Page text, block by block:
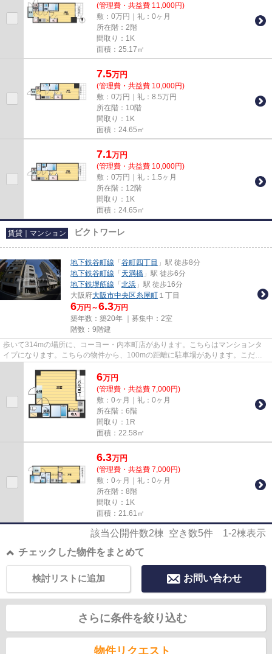
(管理費・共益費 11,000円)
敷：0万円｜礼：0ヶ月
所在階：2階
間取り：1K
面積：25.17㎡
7.5万円
(管理費・共益費 10,000円)
敷：0万円｜礼：8.5万円
所在階：10階
間取り：1K
面積：24.65㎡
7.1万円
(管理費・共益費 10,000円)
敷：0万円｜礼：1.5ヶ月
所在階：12階
間取り：1K
面積：24.65㎡
賃貸｜マンション ビクトワーレ
地下鉄谷町線 「 谷町四丁目 」駅 徒歩8分
地下鉄谷町線 「 天満橋 」駅 徒歩6分
地下鉄堺筋線 「 北浜 」駅 徒歩16分
大阪府大阪市中央区糸屋町 １丁目
6万円～6.3万円
築年数：築20年 ｜募集中： 2室
階数：9階建
歩いて314mの場所に、コーヨー・内本町店があります。こちらはマンションタ
イプになります。こちらの物件から、100mの距離に駐車場があります。こだわ
6万円
(管理費・共益費 7,000円)
敷：0ヶ月｜礼：0ヶ月
所在階：6階
間取り：1R
面積：22.58㎡
6.3万円
(管理費・共益費 7,000円)
敷：0ヶ月｜礼：0ヶ月
所在階：8階
間取り：1K
面積：21.61㎡
該当公開件数2棟 空き数5件 1-2棟表示
チェックした物件をまとめて
お問い合わせ
検討リストに追加
さらに条件を絞り込む
物件リクエスト